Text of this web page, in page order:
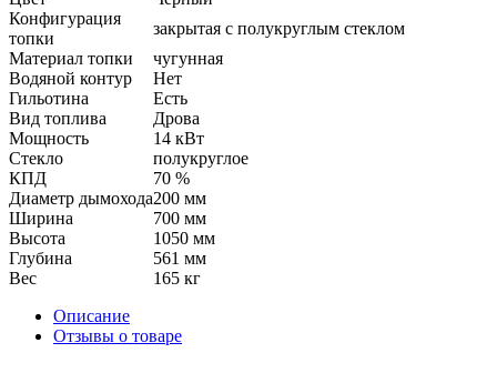
Конфигурация
топки
закрытая с полукруглым стеклом
Материал топки
чугунная
Водяной контур
Нет
Гильотина
Есть
Вид топлива
Дрова
Мощность
14 кВт
Стекло
полукруглое
КПД
70 %
Диаметр дымохода200 мм
Ширина
700 мм
Высота
1050 мм
Глубина
561 мм
Вес
165 кг
Описание
Отзывы о товаре